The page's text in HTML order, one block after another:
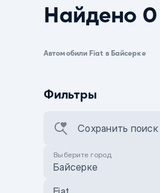
Найдено
Автомобили Fiat в Байсерке
Фильтры
Сохранить поиск
Выберите город
Байсерке